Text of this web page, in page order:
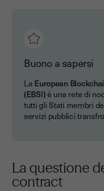
Buono a sapersi
La European
(EBSI)è una rete di
tutti gli Stati membri
servizi pubblici
La questione
contract